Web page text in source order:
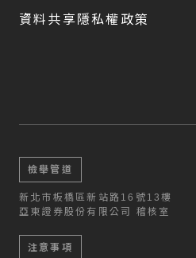
資料共享隱私權政策
檢舉管道
新北市板橋區新站路16號13樓
亞東證券股份有限公司 稽核室
注意事項